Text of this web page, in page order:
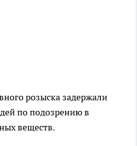
розыска задержали
по подозрению в
веществ.